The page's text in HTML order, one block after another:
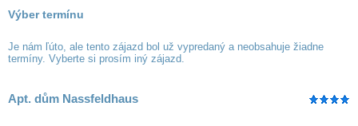
Výber termínu
Je nám ľúto, ale tento zájazd bol už vypredaný a neobsahuje žiadne
termíny. Vyberte si prosím iný zájazd.
Apt. dům Nassfeldhaus